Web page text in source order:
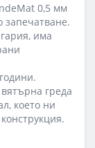
0,5 мм
запечатване.
има
греда
което ни